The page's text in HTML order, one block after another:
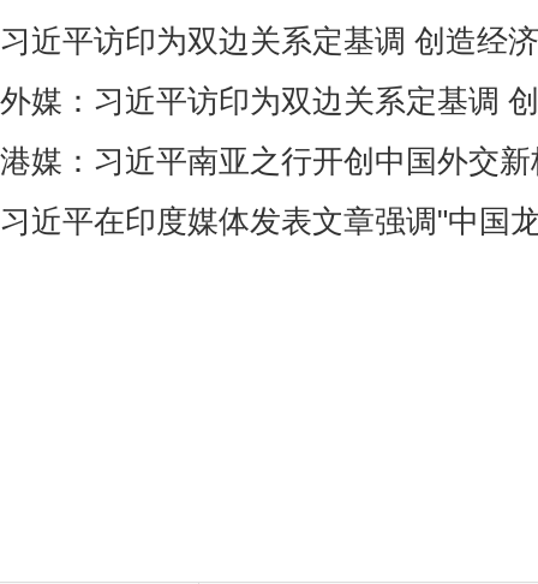
习近平访印为双边关系定基调 创造经
外媒：习近平访印为双边关系定基调
港媒：习近平南亚之行开创中国外交
习近平在印度媒体发表文章强调"中国